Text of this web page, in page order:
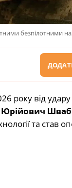
безпілотними
року від
Юрійович Шваб
та став